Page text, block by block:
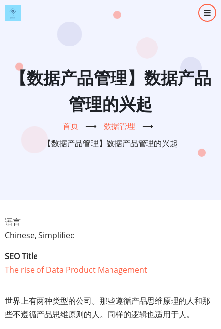
跳
转
【数据产品管理】数据产品
管理的兴起
首页 ⟶ 数据管理
⟶
【数据产品管理】数据产品管理的兴起
语言
Chinese, Simplified
SEO Title
The rise of Data Product Management
世界上有两种类型的公司。那些遵循产品思维原理的人和那
些不遵循产品思维原则的人。同样的逻辑也适用于人。